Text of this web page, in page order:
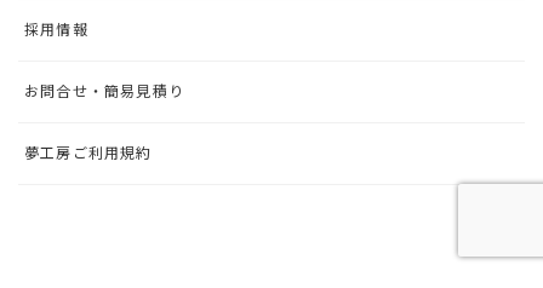
採用情報
お問合せ・簡易見積り
夢工房ご利用規約